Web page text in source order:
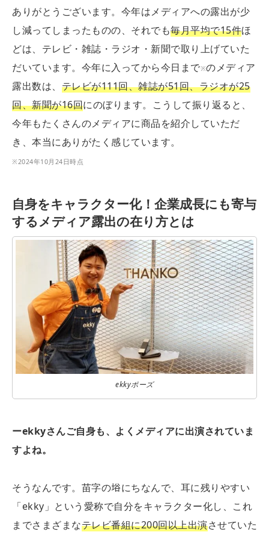
ありがとうございます。今年はメディアへの露出が少
し減ってしまったものの、それでも毎月平均で15件ほ
どは、テレビ・雑誌・ラジオ・新聞で取り上げていた
だいています。今年に入ってから今日まで※のメディア
露出数は、 テレビが111回、雑誌が51回、ラジオが25
回、新聞が16回にのぼります。こうして振り返ると、
今年もたくさんのメディアに商品を紹介していただ
き、本当にありがたく感じています。
※2024年10月24日時点
自身をキャラクター化！企業成長にも寄与
するメディア露出の在り方とは
ekkyポーズ
ーekkyさんご自身も、よくメディアに出演されていま
すよね。
そうなんです。苗字の﨏にちなんで、耳に残りやすい
「ekky」という愛称で自分をキャラクター化し、これ
までさまざまなテレビ番組に200回以上出演させていた